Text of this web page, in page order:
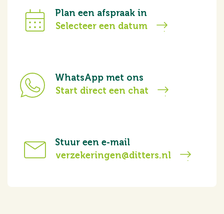
Plan een afspraak in
Selecteer een datum
WhatsApp met ons
Start direct een chat
Stuur een e-mail
verzekeringen@ditters.nl